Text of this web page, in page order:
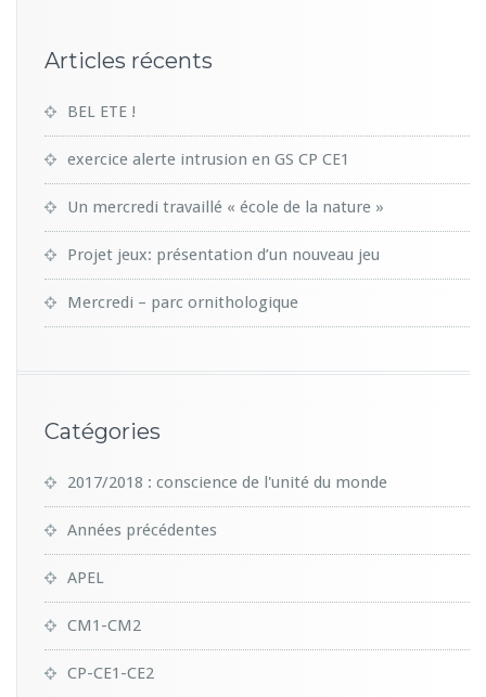
Articles récents
BEL ETE !
exercice alerte intrusion en GS CP CE1
Un mercredi travaillé « école de la nature »
Projet jeux: présentation d’un nouveau jeu
Mercredi – parc ornithologique
Catégories
2017/2018 : conscience de l'unité du monde
Années précédentes
APEL
CM1-CM2
CP-CE1-CE2